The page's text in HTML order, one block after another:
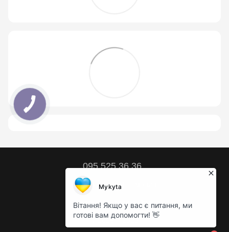
095 525 36 36
Контактная информация
Полная версия сайта
© 2018 – 2026